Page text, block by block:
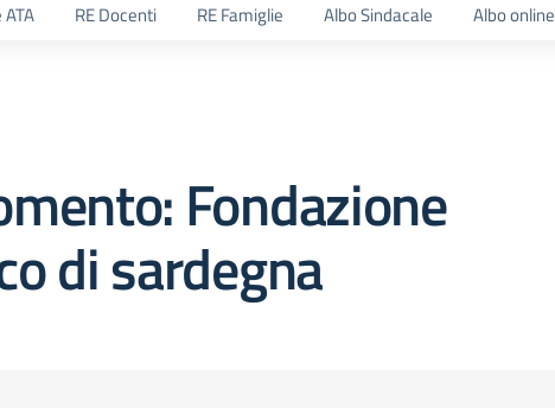
RE Docenti RE Famiglie Albo Sindacale Albo online
Fondazione
di sardegna